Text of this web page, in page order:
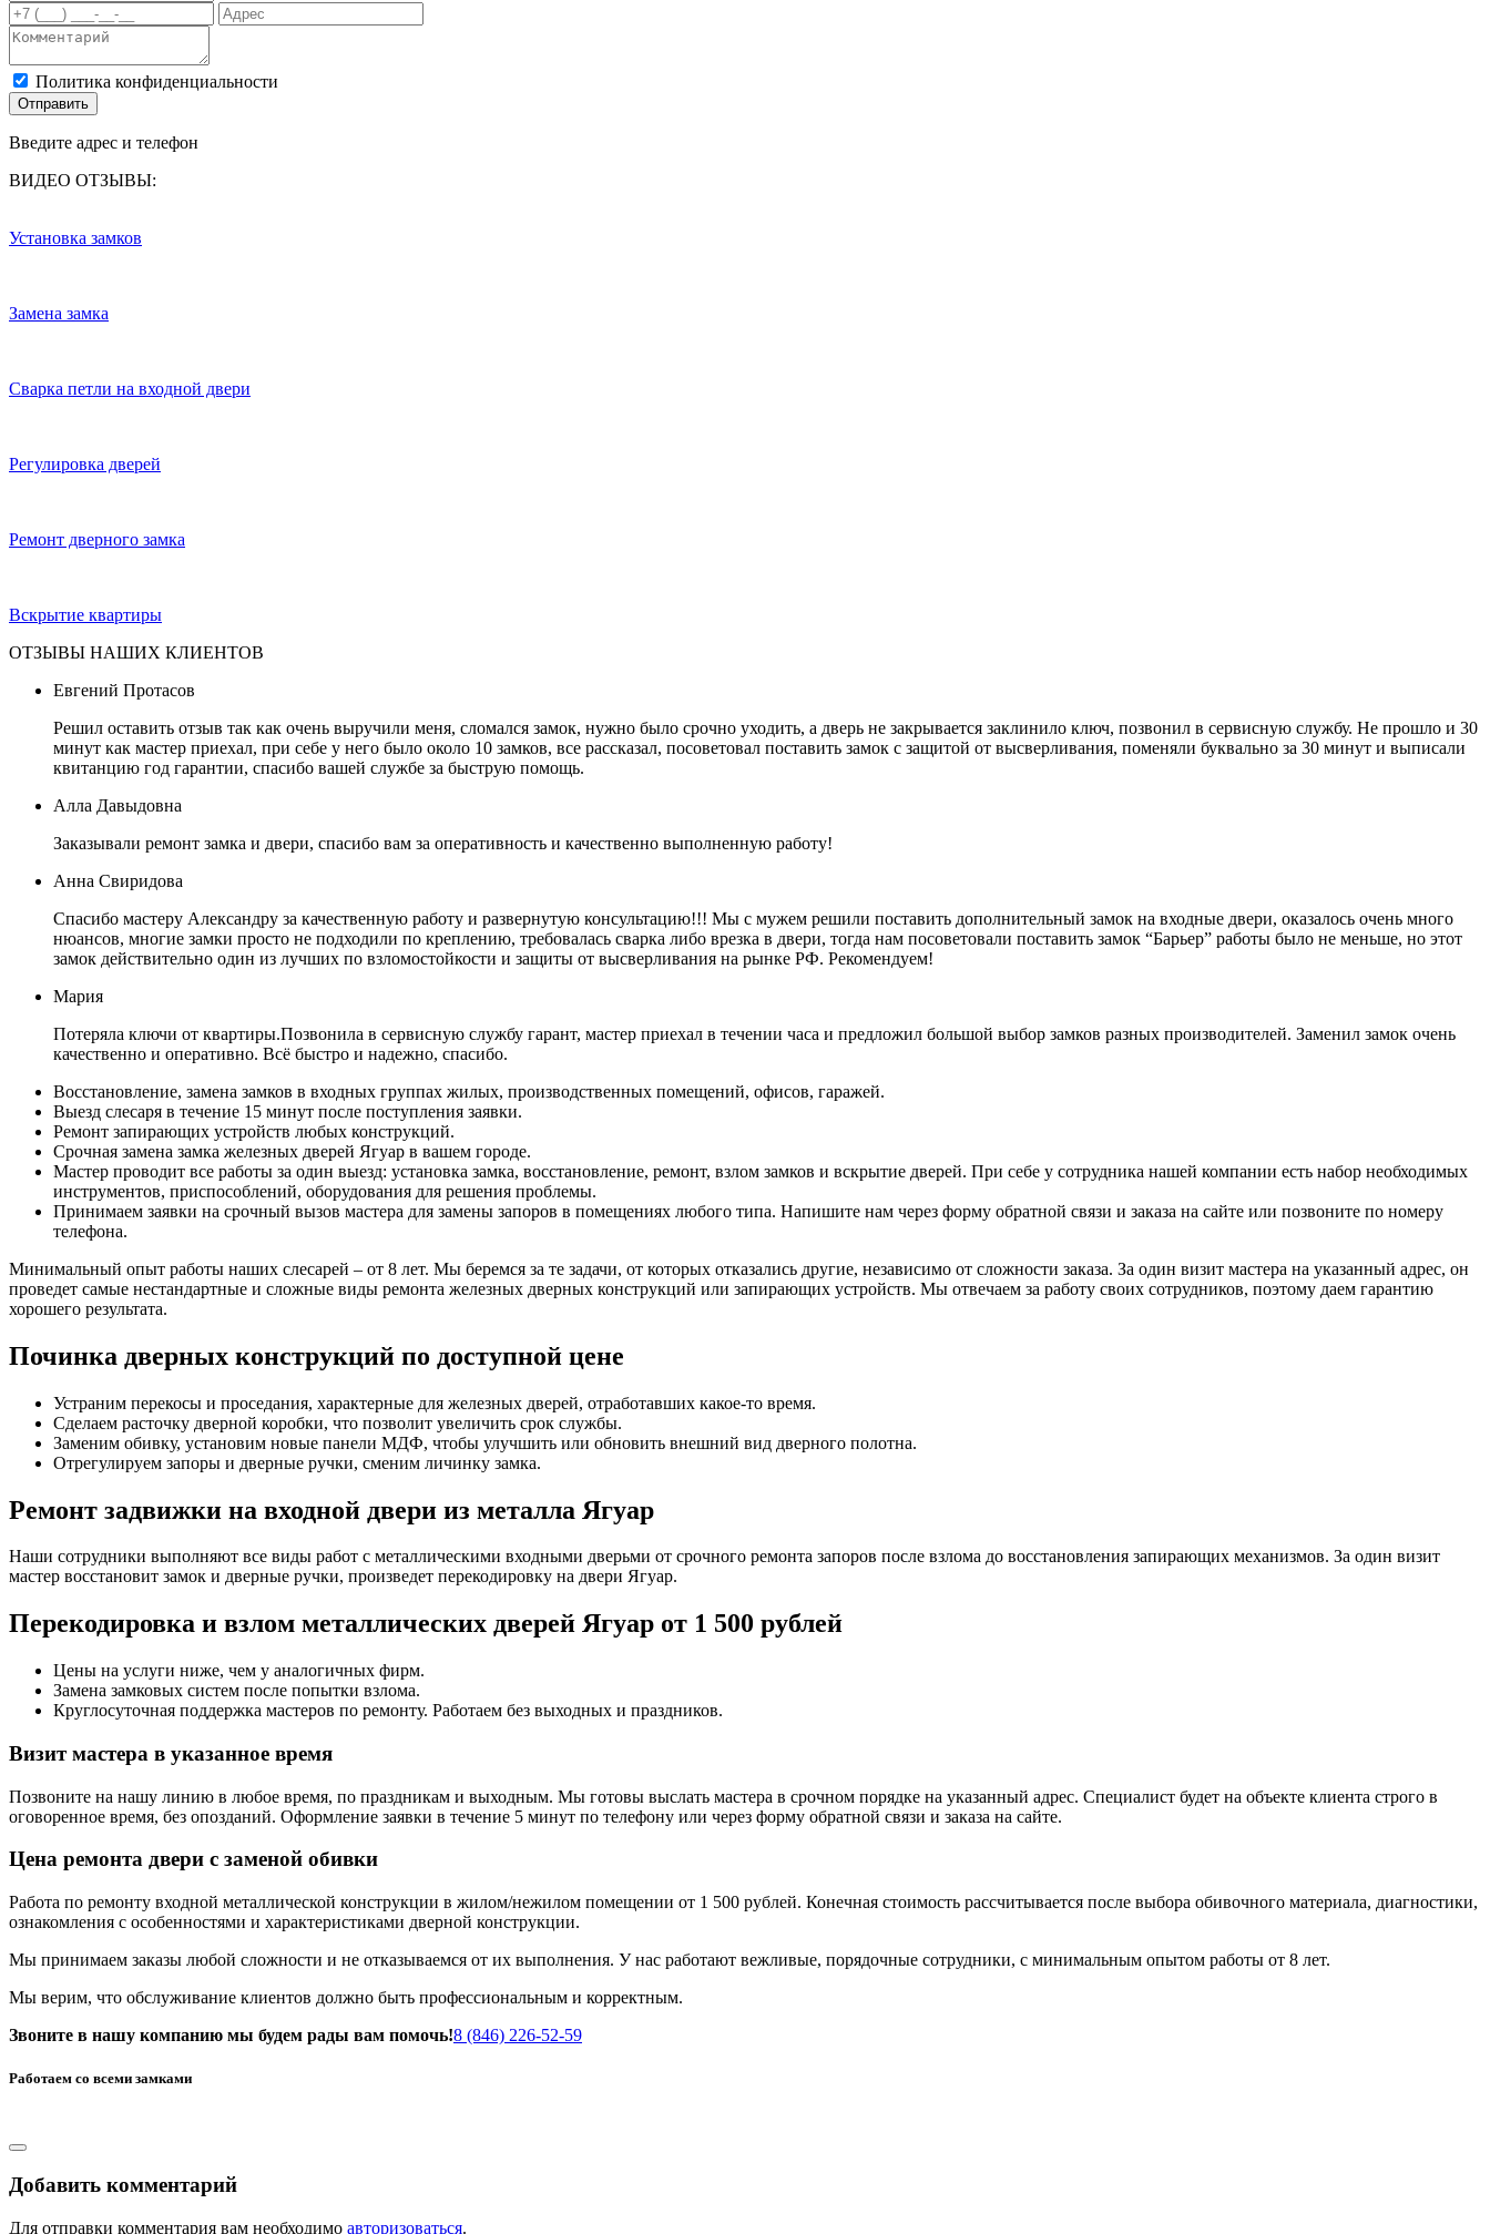
Политика конфиденциальности
Отправить
Введите адрес и телефон
ВИДЕО ОТЗЫВЫ:
Установка замков
Замена замка
Сварка петли на входной двери
Регулировка дверей
Ремонт дверного замка
Вскрытие квартиры
ОТЗЫВЫ НАШИХ КЛИЕНТОВ
Евгений Протасов
Решил оставить отзыв так как очень выручили меня, сломался замок, нужно было срочно уходить, а дверь не закрывается заклинило ключ, позвонил в сервисную службу. Не прошло и 30
минут как мастер приехал, при себе у него было около 10 замков, все рассказал, посоветовал поставить замок с защитой от высверливания, поменяли буквально за 30 минут и выписали
квитанцию год гарантии, спасибо вашей службе за быструю помощь.
Алла Давыдовна
Заказывали ремонт замка и двери, спасибо вам за оперативность и качественно выполненную работу!
Анна Свиридова
Спасибо мастеру Александру за качественную работу и развернутую консультацию!!! Мы с мужем решили поставить дополнительный замок на входные двери, оказалось очень много
нюансов, многие замки просто не подходили по креплению, требовалась сварка либо врезка в двери, тогда нам посоветовали поставить замок “Барьер” работы было не меньше, но этот
замок действительно один из лучших по взломостойкости и защиты от высверливания на рынке РФ. Рекомендуем!
Мария
Потеряла ключи от квартиры.Позвонила в сервисную службу гарант, мастер приехал в течении часа и предложил большой выбор замков разных производителей. Заменил замок очень
качественно и оперативно. Всё быстро и надежно, спасибо.
Восстановление, замена замков в входных группах жилых, производственных помещений, офисов, гаражей.
Выезд слесаря в течение 15 минут после поступления заявки.
Ремонт запирающих устройств любых конструкций.
Срочная замена замка железных дверей Ягуар в вашем городе.
Мастер проводит все работы за один выезд: установка замка, восстановление, ремонт, взлом замков и вскрытие дверей. При себе у сотрудника нашей компании есть набор необходимых
инструментов, приспособлений, оборудования для решения проблемы.
Принимаем заявки на срочный вызов мастера для замены запоров в помещениях любого типа. Напишите нам через форму обратной связи и заказа на сайте или позвоните по номеру
телефона.
Минимальный опыт работы наших слесарей – от 8 лет. Мы беремся за те задачи, от которых отказались другие, независимо от сложности заказа. За один визит мастера на указанный адрес, он
проведет самые нестандартные и сложные виды ремонта железных дверных конструкций или запирающих устройств. Мы отвечаем за работу своих сотрудников, поэтому даем гарантию
хорошего результата.
Починка дверных конструкций по доступной цене
Устраним перекосы и проседания, характерные для железных дверей, отработавших какое-то время.
Сделаем расточку дверной коробки, что позволит увеличить срок службы.
Заменим обивку, установим новые панели МДФ, чтобы улучшить или обновить внешний вид дверного полотна.
Отрегулируем запоры и дверные ручки, сменим личинку замка.
Ремонт задвижки на входной двери из металла Ягуар
Наши сотрудники выполняют все виды работ с металлическими входными дверьми от срочного ремонта запоров после взлома до восстановления запирающих механизмов. За один визит
мастер восстановит замок и дверные ручки, произведет перекодировку на двери Ягуар.
Перекодировка и взлом металлических дверей Ягуар от 1 500 рублей
Цены на услуги ниже, чем у аналогичных фирм.
Замена замковых систем после попытки взлома.
Круглосуточная поддержка мастеров по ремонту. Работаем без выходных и праздников.
Визит мастера в указанное время
Позвоните на нашу линию в любое время, по праздникам и выходным. Мы готовы выслать мастера в срочном порядке на указанный адрес. Специалист будет на объекте клиента строго в
оговоренное время, без опозданий. Оформление заявки в течение 5 минут по телефону или через форму обратной связи и заказа на сайте.
Цена ремонта двери с заменой обивки
Работа по ремонту входной металлической конструкции в жилом/нежилом помещении от 1 500 рублей. Конечная стоимость рассчитывается после выбора обивочного материала, диагностики,
ознакомления с особенностями и характеристиками дверной конструкции.
Мы принимаем заказы любой сложности и не отказываемся от их выполнения. У нас работают вежливые, порядочные сотрудники, с минимальным опытом работы от 8 лет.
Мы верим, что обслуживание клиентов должно быть профессиональным и корректным.
Звоните в нашу компанию мы будем рады вам помочь!8 (846) 226-52-59
Работаем со всеми замками
Добавить комментарий
Для отправки комментария вам необходимо авторизоваться.